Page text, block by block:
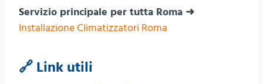
Servizio principale per tutta Roma ➜
Installazione Climatizzatori Roma
🔗 Link utili